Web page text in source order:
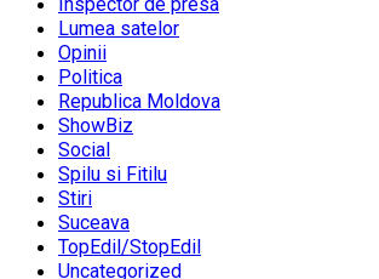
Inspector de presa
Lumea satelor
Opinii
Politica
Republica Moldova
ShowBiz
Social
Spilu si Fitilu
Stiri
Suceava
TopEdil/StopEdil
Uncategorized